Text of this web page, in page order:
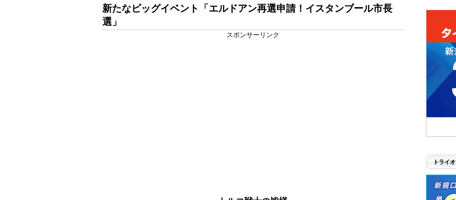
新たなビッグイベント「エルドアン再選申請！イスタンブール市長
選」
スポンサーリンク
トライ